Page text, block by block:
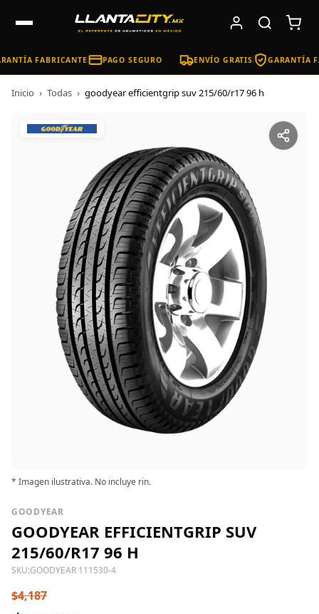
FABRICANTE PAGO SEGURO ENVÍO GRATIS GARANTÍA
Inicio › Todas › goodyear efficientgrip suv 215/60/r17 96 h
* Imagen ilustrativa. No incluye rin.
GOODYEAR
GOODYEAR EFFICIENTGRIP SUV
215/60/R17 96 H
SKU:GOODYEAR 111530-4
$4,187